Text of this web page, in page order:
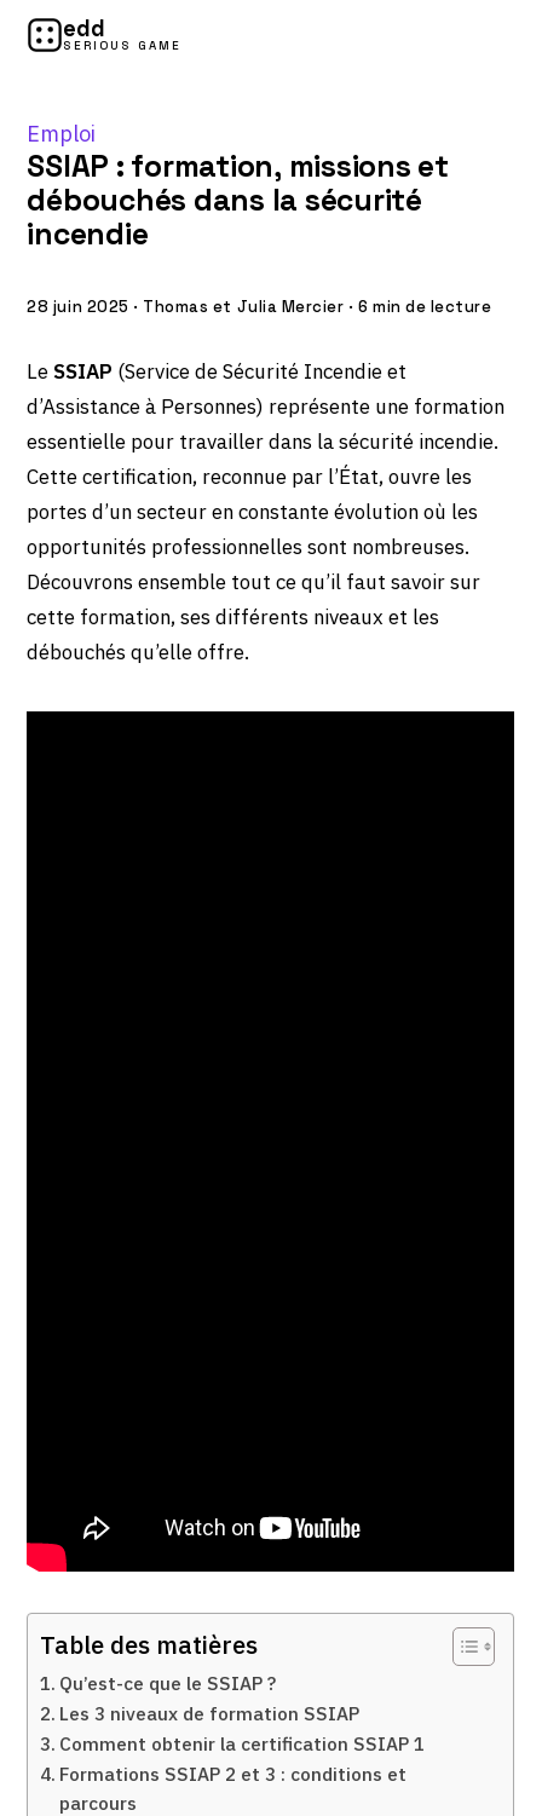
edd
SERIOUS GAME
Emploi
SSIAP : formation, missions et
débouchés dans la sécurité
incendie
28 juin 2025 · Thomas et Julia Mercier · 6 min de lecture
LeSSIAP (Service de Sécurité Incendie et
d’Assistance à Personnes) représente une formation
essentielle pour travailler dans la sécurité incendie.
Cette certification, reconnue par l’État, ouvre les
portes d’un secteur en constante évolution où les
opportunités professionnelles sont nombreuses.
Découvrons ensemble tout ce qu’il faut savoir sur
cette formation, ses différents niveaux et les
débouchés qu’elle offre.
Table des matières
Qu’est-ce que le SSIAP ?
Les 3 niveaux de formation SSIAP
Comment obtenir la certification SSIAP 1
Formations SSIAP 2 et 3 : conditions et
parcours